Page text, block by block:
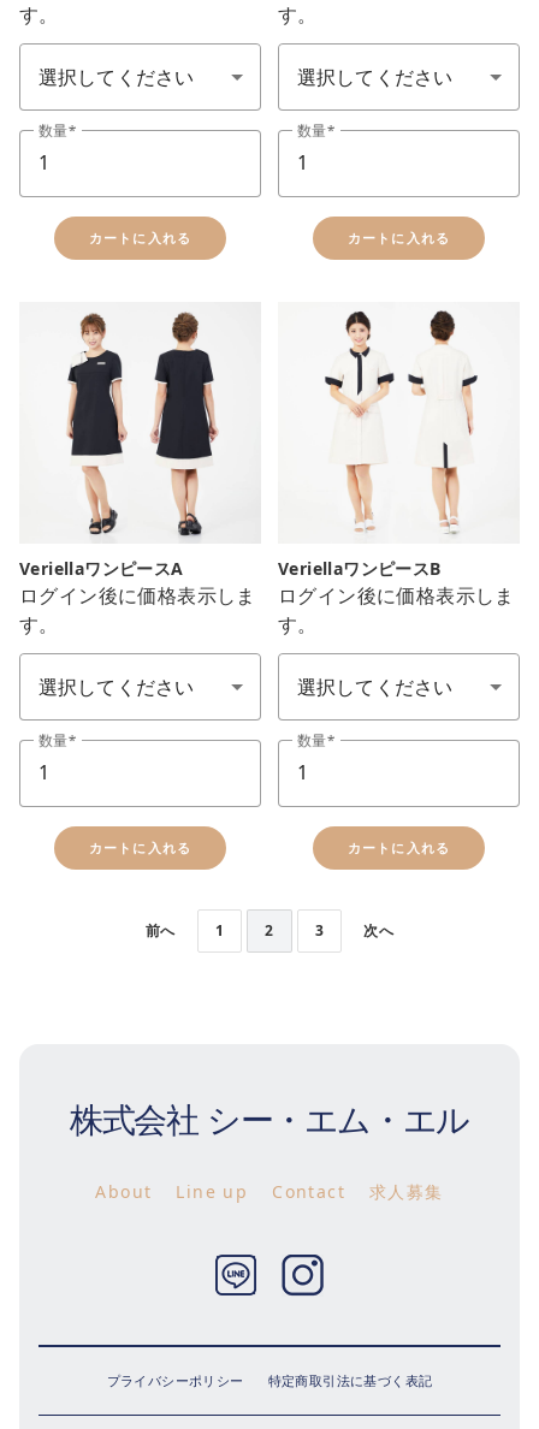
す。
サイズ SS-7L
数量
カートに入れる
す。
サイズ SS-7L
数量
カートに入れる
VeriellaワンピースA
ログイン後に価格表示しま
す。
サイズ SS-7L
数量
カートに入れる
VeriellaワンピースB
ログイン後に価格表示しま
す。
サイズ SS-7L
数量
カートに入れる
前へ 1 2 3 次へ
株式会社 シー・エム・エル
About Line up Contact 求人募集
プライバシーポリシー 特定商取引法に基づく表記